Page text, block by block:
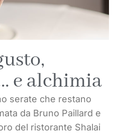
e alchimia
serate che restano
da Bruno Paillard e
del ristorante Shalai